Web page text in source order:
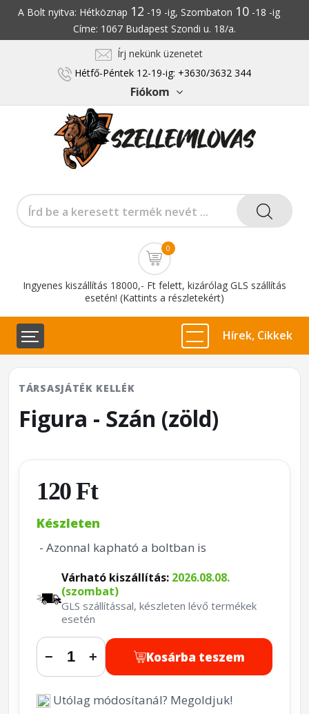
A Bolt nyitva: Hétköznap 12 -19 -ig, Szombaton 10-18 -ig
Címe: 1067 Budapest Szondi u. 18/a.
Írj nekünk üzenetet
Hétfő-Péntek 12-19-ig: +3630/3632 344
Fiókom
0
Ingyenes kiszállítás 18000,- Ft felett, kizárólag GLS szállítás
esetén! (Kattints a részletekért)
Hírek, Cikkek
TÁRSASJÁTÉK KELLÉK
Figura - Szán (zöld)
120 Ft
Készleten
- Azonnal kapható a boltban is
Várható kiszállítás: 2026.08.08.
(szombat)
GLS szállítással, készleten lévő termékek
esetén
− + Kosárba teszem
Utólag módosítanál? Megoldjuk!